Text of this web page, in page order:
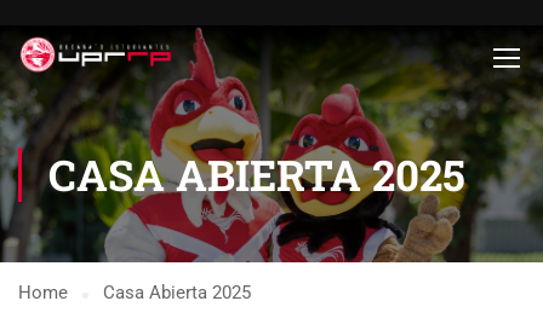
CASA ABIERTA 2025
Home Casa Abierta 2025